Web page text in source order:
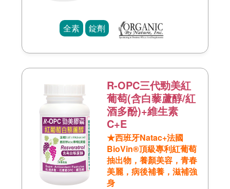
全素 錠劑
R-OPC三代勁美紅
葡萄(含白藜蘆醇/紅
酒多酚)+維生素
C+E
★西班牙Natac+法國
BioVin®頂級專利紅葡萄
抽出物，養顏美容，青春
美麗，病後補養，滋補強
身